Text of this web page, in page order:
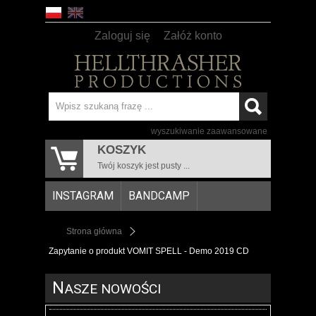
Zaloguj się Załóż konto
wyszukiwanie zaawansowane
KOSZYK
Twój koszyk jest pusty ...
INSTAGRAM BANDCAMP
Strona główna
Zapytanie o produkt VOMIT SPELL - Demo 2019 CD
NASZE NOWOŚCI